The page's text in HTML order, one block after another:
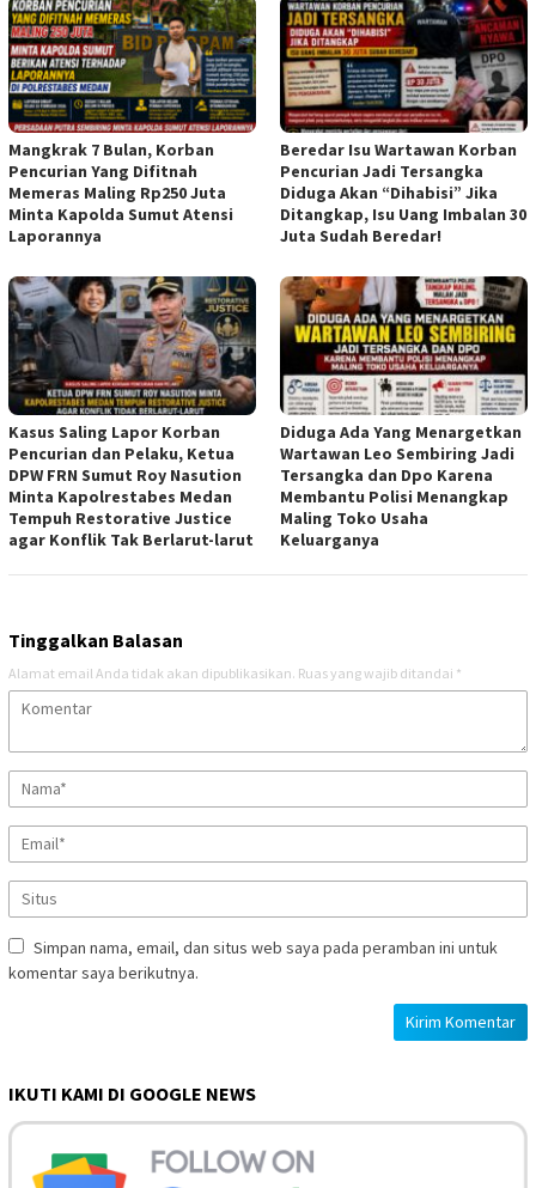
Mangkrak 7 Bulan, Korban
Pencurian Yang Difitnah
Memeras Maling Rp250 Juta
Minta Kapolda Sumut Atensi
Laporannya
Beredar Isu Wartawan Korban
Pencurian Jadi Tersangka
Diduga Akan “Dihabisi” Jika
Ditangkap, Isu Uang Imbalan 30
Juta Sudah Beredar!
Kasus Saling Lapor Korban
Pencurian dan Pelaku, Ketua
DPW FRN Sumut Roy Nasution
Minta Kapolrestabes Medan
Tempuh Restorative Justice
agar Konflik Tak Berlarut-larut
Diduga Ada Yang Menargetkan
Wartawan Leo Sembiring Jadi
Tersangka dan Dpo Karena
Membantu Polisi Menangkap
Maling Toko Usaha
Keluarganya
Tinggalkan Balasan
Alamat email Anda tidak akan dipublikasikan. Ruas yang wajib ditandai *
Simpan nama, email, dan situs web saya pada peramban ini untuk
komentar saya berikutnya.
IKUTI KAMI DI GOOGLE NEWS